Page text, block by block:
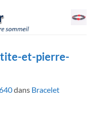
et-pierre-
dans Bracelet